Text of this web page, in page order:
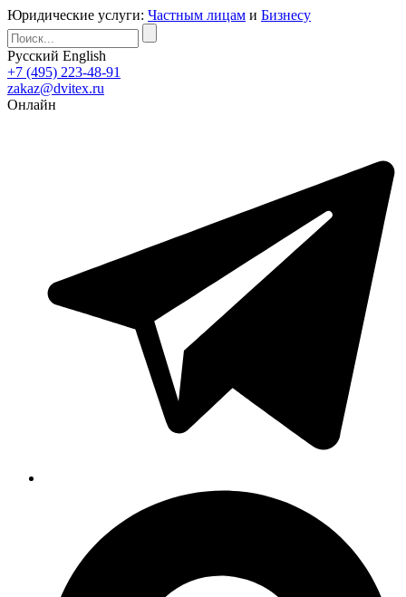
Юридические услуги: Частным лицам и Бизнесу
Русский English
+7 (495) 223-48-91
zakaz@dvitex.ru
Онлайн